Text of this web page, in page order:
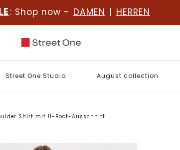
: Shop now - DAMEN | HERREN
Street One Studio August collection
Shirt mit U-Boot-Ausschnitt